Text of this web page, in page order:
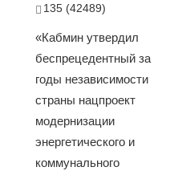
135 (42489)
«Кабмин утвердил
беспрецедентный за
годы независимости
страны нацпроект
модернизации
энергетического и
коммунального